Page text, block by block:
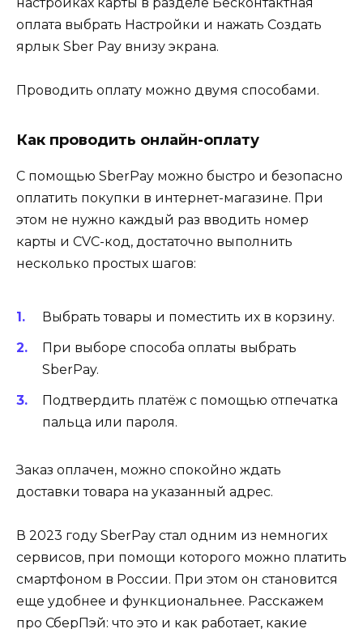
оплата выбрать Настройки и нажать Создать
ярлык Sber Pay внизу экрана.
Проводить оплату можно двумя способами.
Как проводить онлайн-оплату
С помощью SberPay можно быстро и безопасно
оплатить покупки в интернет-магазине. При
этом не нужно каждый раз вводить номер
карты и CVC-код, достаточно выполнить
несколько простых шагов:
Выбрать товары и поместить их в корзину.
При выборе способа оплаты выбрать
SberPay.
Подтвердить платёж с помощью отпечатка
пальца или пароля.
Заказ оплачен, можно спокойно ждать
доставки товара на указанный адрес.
В 2023 году SberPay стал одним из немногих
сервисов, при помощи которого можно платить
смартфоном в России. При этом он становится
еще удобнее и функциональнее. Расскажем
про СберПэй: что это и как работает, какие